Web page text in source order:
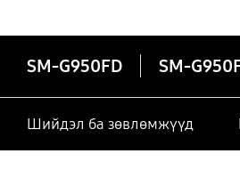
SM-G950FD SM-
Шийдэл ба зөвлөмжүүд